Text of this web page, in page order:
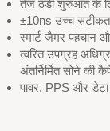
तेज ठंडी शुरुआत के
±10ns उच्च
स्मार्ट जैमर पहचान
त्वरित उपग्रह
अंतर्निर्मित सोने की
पावर, PPS और